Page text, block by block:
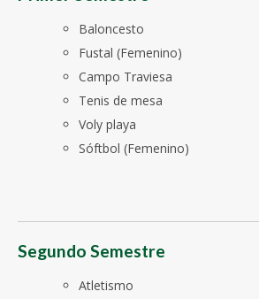
Baloncesto
Fustal (Femenino)
Campo Traviesa
Tenis de mesa
Voly playa
Sóftbol (Femenino)
Segundo Semestre
Atletismo